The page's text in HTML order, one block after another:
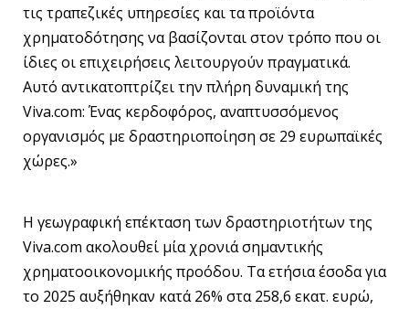
τις τραπεζικές υπηρεσίες και τα προϊόντα
χρηματοδότησης να βασίζονται στον τρόπο που οι
ίδιες οι επιχειρήσεις λειτουργούν πραγματικά.
Αυτό αντικατοπτρίζει την πλήρη δυναμική της
Viva.com: Ένας κερδοφόρος, αναπτυσσόμενος
οργανισμός με δραστηριοποίηση σε 29 ευρωπαϊκές
χώρες.»
Η γεωγραφική επέκταση των δραστηριοτήτων της
Viva.com ακολουθεί μία χρονιά σημαντικής
χρηματοοικονομικής προόδου. Τα ετήσια έσοδα για
το 2025 αυξήθηκαν κατά 26% στα 258,6 εκατ. ευρώ,